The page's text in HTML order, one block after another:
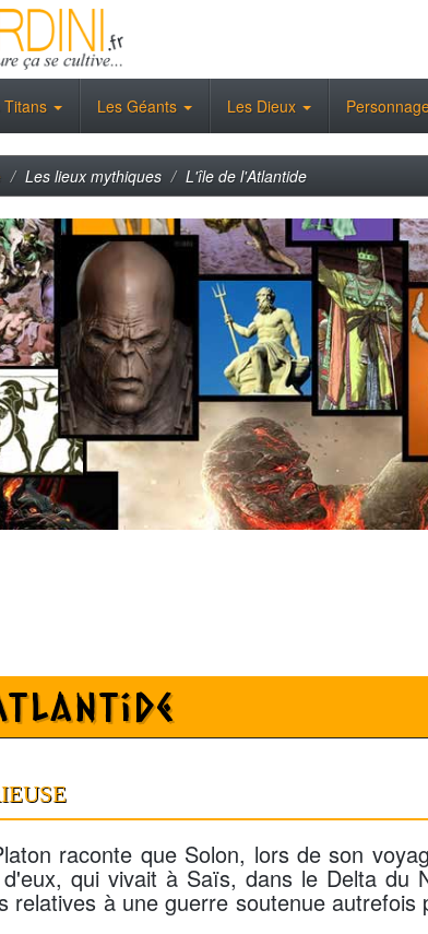
Titans Les Géants Les Dieux
Les lieux mythiques L'île de l'Atlantide
raconte que Solon, lors de son
qui vivait à Saïs, dans le Delta du
relatives à une guerre soutenue